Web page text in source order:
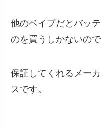
他のベイプだとバッ
のを買うしかないので
保証してくれるメー
スです。